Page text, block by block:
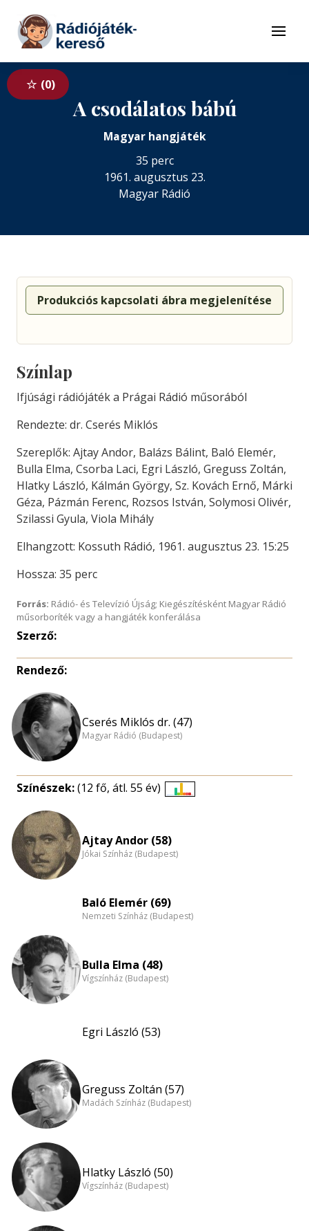
Tovább a tartalomhoz
Menü
0
A csodálatos bábú
Magyar hangjáték
35 perc
1961. augusztus 23.
Magyar Rádió
Produkciós kapcsolati ábra megjelenítése
Színlap
Ifjúsági rádiójáték a Prágai Rádió műsorából
Rendezte: dr. Cserés Miklós
Szereplők: Ajtay Andor, Balázs Bálint, Baló Elemér,
Bulla Elma, Csorba Laci, Egri László, Greguss Zoltán,
Hlatky László, Kálmán György, Sz. Kovách Ernő, Márki
Géza, Pázmán Ferenc, Rozsos István, Solymosi Olivér,
Szilassi Gyula, Viola Mihály
Elhangzott: Kossuth Rádió, 1961. augusztus 23. 15:25
Hossza: 35 perc
Forrás: Rádió- és Televízió Újság; Kiegészítésként Magyar Rádió
műsorboríték vagy a hangjáték konferálása
Szerző:
Rendező:
Cserés Miklós dr. (47)
Magyar Rádió (Budapest)
Színészek:(12 fő, átl. 55 év)
Ajtay Andor (58)
Jókai Színház (Budapest)
Baló Elemér (69)
Nemzeti Színház (Budapest)
Bulla Elma (48)
Vígszínház (Budapest)
Egri László (53)
Greguss Zoltán (57)
Madách Színház (Budapest)
Hlatky László (50)
Vígszínház (Budapest)